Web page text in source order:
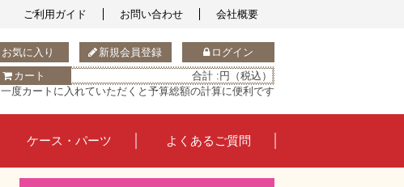
ご利用ガイド お問い合わせ 会社概要
お気に入り 新規会員登録
ログイン
カート
合計 : 円（税込）
一度カートに入れていただくと予算総額の計算に便利です
ケース・パーツ よくあるご質問